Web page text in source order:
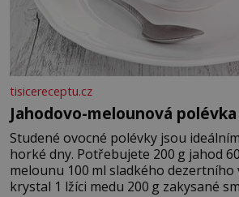
tisicereceptu.cz
Jahodovo-melounová polévka
Studené ovocné polévky jsou
horké dny. Potřebujete 200 g jahod 600 g žlutého
melounu 100 ml sladkého dezertního
krystal 1 lžíci medu 200 g zakysané sm